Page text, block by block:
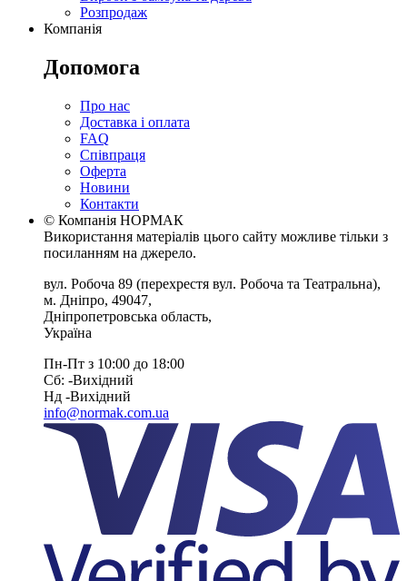
Розпродаж
Компанія
Допомога
Про нас
Доставка і оплата
FAQ
Співпраця
Оферта
Новини
Контакти
© Компанія НОРМАК
Використання матеріалів цього сайту можливе тільки з
посиланням на джерело.
вул. Робоча 89 (перехрестя вул. Робоча та Театральна),
м. Дніпро, 49047,
Дніпропетровська область,
Україна
Пн-Пт з 10:00 до 18:00
Сб: -Вихiдний
Нд -Вихiдний
info@normak.com.ua